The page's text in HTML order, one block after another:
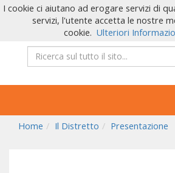
Home
Il Distretto Presentazione
I cookie ci aiutano ad erogare servizi di
servizi, l'utente accetta le nostre
cookie. Ulteriori